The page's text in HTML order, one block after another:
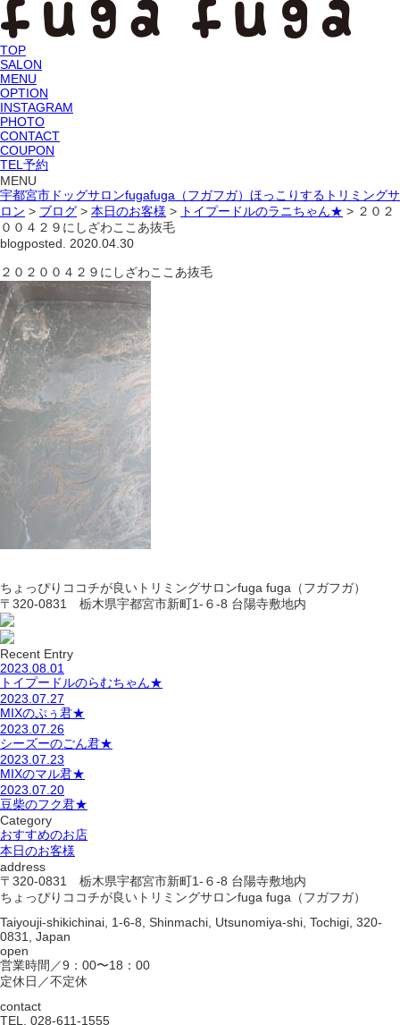
TOP
SALON
MENU
OPTION
INSTAGRAM
PHOTO
CONTACT
COUPON
TEL予約
MENU
宇都宮市ドッグサロンfugafuga（フガフガ）ほっこりするトリミングサ
ロン > ブログ > 本日のお客様 > トイプードルのラニちゃん★ > ２０２
００４２９にしざわここあ抜毛
blogposted. 2020.04.30
２０２００４２９にしざわここあ抜毛
ちょっぴりココチが良いトリミングサロンfuga fuga（フガフガ）
〒320-0831 栃木県宇都宮市新町1-６-8 台陽寺敷地内
Recent Entry
2023.08.01
トイプードルのらむちゃん★
2023.07.27
MIXのぷぅ君★
2023.07.26
シーズーのごん君★
2023.07.23
MIXのマル君★
2023.07.20
豆柴のフク君★
Category
おすすめのお店
本日のお客様
address
〒320-0831 栃木県宇都宮市新町1-６-8 台陽寺敷地内
ちょっぴりココチが良いトリミングサロンfuga fuga（フガフガ）
Taiyouji-shikichinai, 1-6-8, Shinmachi, Utsunomiya-shi, Tochigi, 320-
0831, Japan
open
営業時間／9：00〜18：00
定休日／不定休
contact
TEL. 028-611-1555